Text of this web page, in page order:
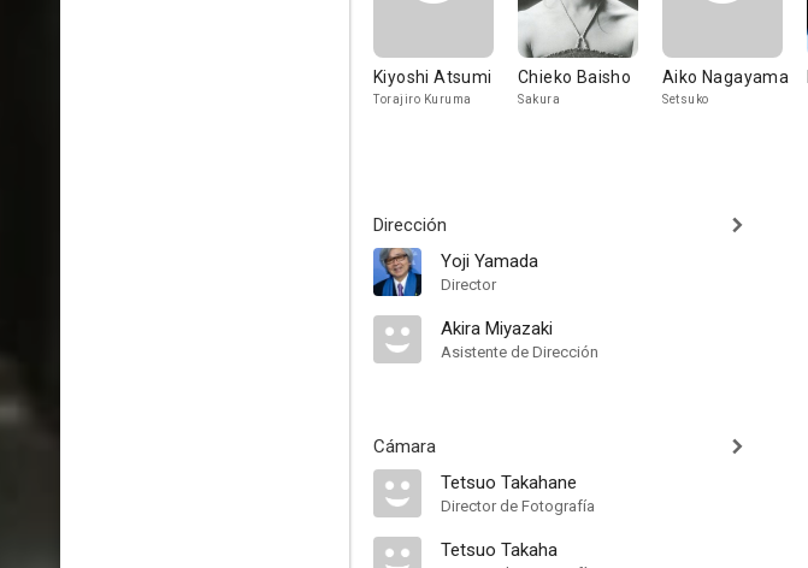
Kiyoshi Atsumi
Torajiro Kuruma
Chieko Baisho
Sakura
Aiko Nagayama
Setsuko
Dirección
Yoji Yamada
Director
Akira Miyazaki
Asistente de Dirección
Cámara
Tetsuo Takahane
Director de Fotografía
Tetsuo Takaha